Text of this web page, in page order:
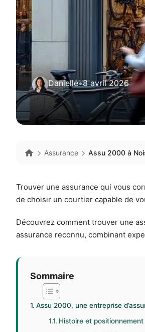
Danielle•8 avril 2026
Assurance Assu 2000 à
Trouver une assurance qui vous
de choisir un courtier capable de
Découvrez comment trouver une
assurance reconnu, combinant
Sommaire
Assu 2000, une entreprise
Histoire et positionnement